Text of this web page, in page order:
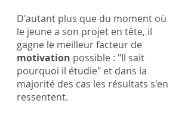
D'autant plus que du moment où
le jeune a son projet en tête, il
gagne le meilleur facteur de
motivation possible : "Il sait
pourquoi il étudie" et dans la
majorité des cas les résultats s'en
ressentent.